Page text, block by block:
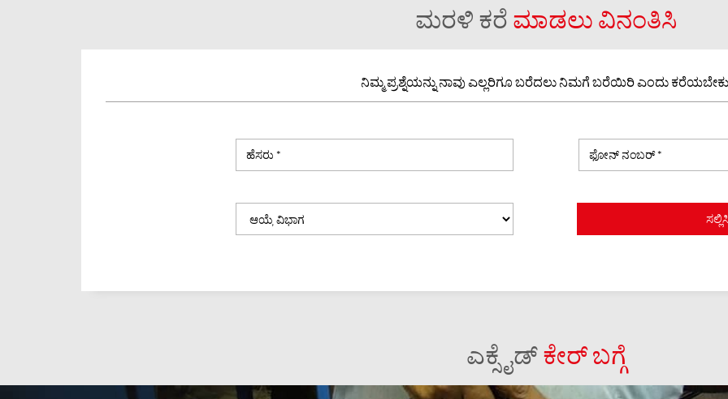
ಮರಳಿ ಕರೆ ಮಾಡಲು ವಿನಂತಿಸಿ
ನಿಮ್ಮ ಪ್ರಶ್ನೆಯನ್ನು ನಾವು ಎಲ್ಲರಿಗೂ ಬರೆದಲು ನಿಮಗೆ ಬರೆಯಿರಿ ಎಂದು
ಎಕ್ಸೈಡ್ಕೇರ್ ಬಗ್ಗೆ